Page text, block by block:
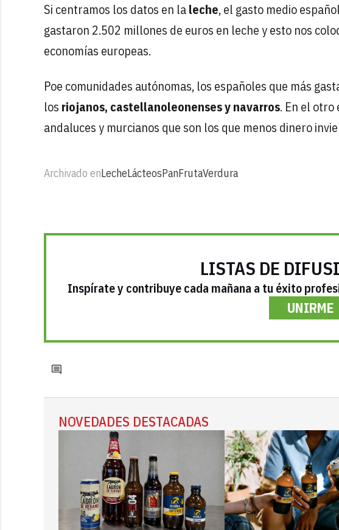
Si centramos los datos en laleche, el gasto medio
gastaron 2.502 millones de euros en leche y esto nos
economías europeas.
Poe comunidades autónomas, los españoles que más
los riojanos, castellanoleonenses y navarros. En el
andaluces y murcianos que son los que menos dinero
Archivado enLecheLácteosPanFrutaVerdura
LISTAS DE
Inspírate y contribuye cada mañana a tu éxito
UNIRME
NOVEDADES DESTACADAS